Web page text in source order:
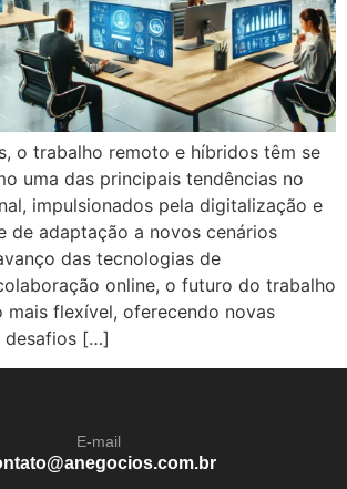
o trabalho remoto e híbridos têm se
uma das principais tendências no
impulsionados pela digitalização e
de adaptação a novos cenários
das tecnologias de
online, o futuro do trabalho
mais flexível, oferecendo novas
desafios […]
E-mail